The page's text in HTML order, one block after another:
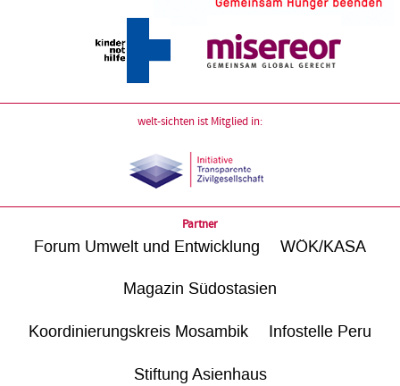
welt-sichten ist Mitglied in:
Partner
Forum Umwelt und Entwicklung WÖK/KASA
Magazin Südostasien
Koordinierungskreis Mosambik Infostelle Peru
Stiftung Asienhaus